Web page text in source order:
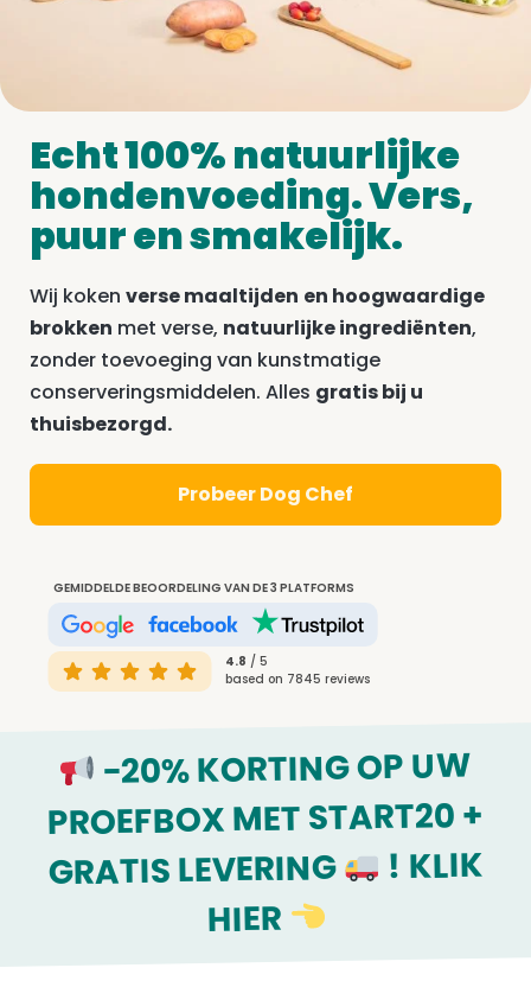
Echt 100% natuurlijke
hondenvoeding. Vers,
puur en smakelijk.
Wij koken verse maaltijden en hoogwaardige
brokken met verse, natuurlijke ingrediënten,
zonder toevoeging van kunstmatige
conserveringsmiddelen. Alles gratis bij u
thuisbezorgd.
Probeer Dog Chef
GEMIDDELDE BEOORDELING VAN DE 3 PLATFORMS
4.8 / 5
based on 7845 reviews
-20% KORTING OP UW
PROEFBOX MET START20 +
GRATIS LEVERING ! KLIK
HIER